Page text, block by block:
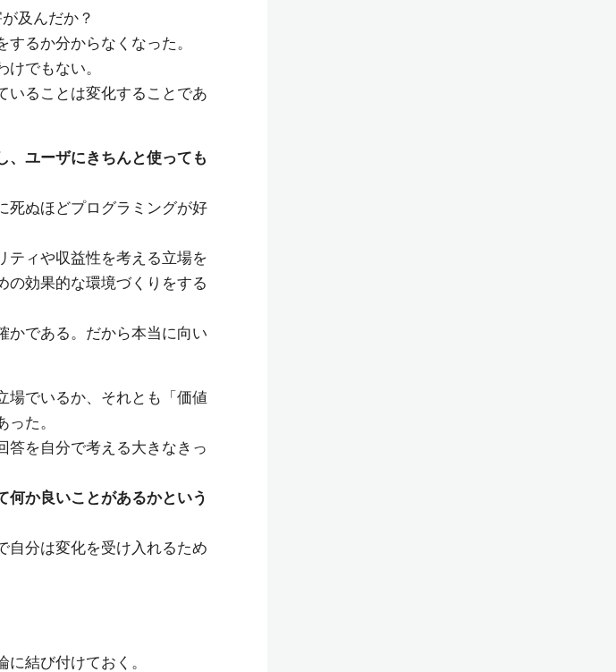
及んだか？
るか分からなくなった。
でもない。
いることは変化することであ
、ユーザにきちんと使っても
死ぬほどプログラミングが好
ティや収益性を考える立場を
の効果的な環境づくりをする
かである。だから本当に向い
場でいるか、それとも「価値
た。
答を自分で考える大きなきっ
何か良いことがあるかという
自分は変化を受け入れるため
結び付けておく。